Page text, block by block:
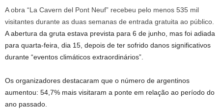
A obra “La Cavern del Pont Neuf” recebeu pelo menos 535 mil
visitantes durante as duas semanas de entrada gratuita ao público.
A abertura da gruta estava prevista para 6 de junho, mas foi adiada
para quarta-feira, dia 15, depois de ter sofrido danos significativos
durante “eventos climáticos extraordinários”.
Os organizadores destacaram que o número de argentinos
aumentou: 54,7% mais visitaram a ponte em relação ao período do
ano passado.